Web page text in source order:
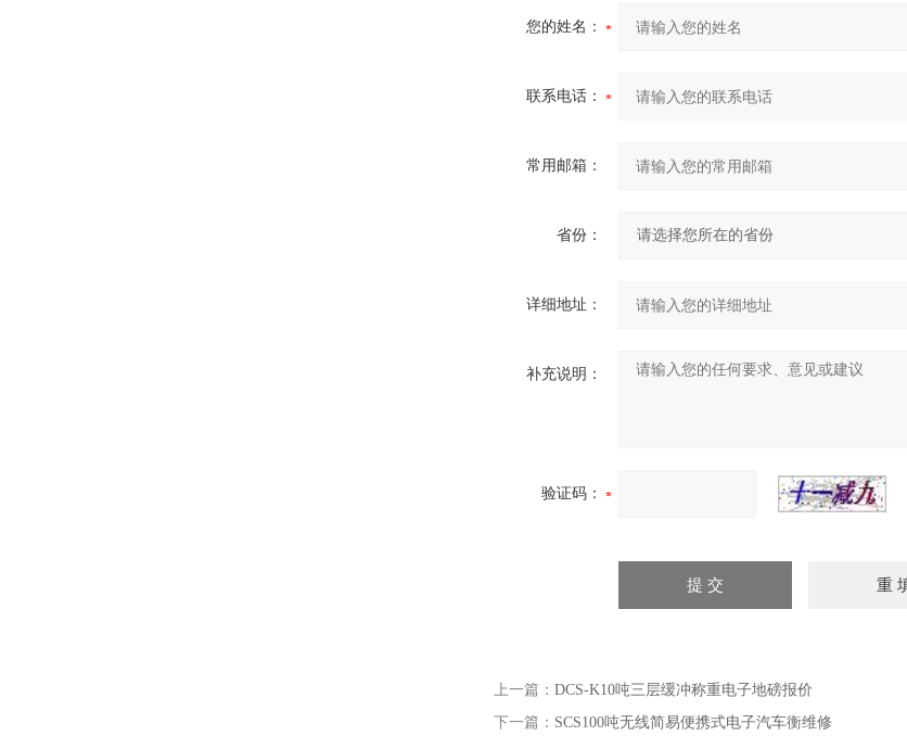
您的姓名：
联系电话：
常用邮箱：
省份：
详细地址：
补充说明：
验证码：
上一篇： DCS-K10吨三层缓冲称重电子地磅报价
下一篇： SCS100吨无线简易便携式电子汽车衡维修